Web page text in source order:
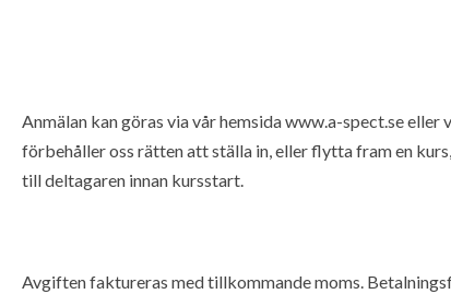
Anmälan kan göras via vår hemsida www.a-spect.se
förbehåller oss rätten att ställa in, eller flytta fram en
till deltagaren innan kursstart.
Avgiften faktureras med tillkommande moms.